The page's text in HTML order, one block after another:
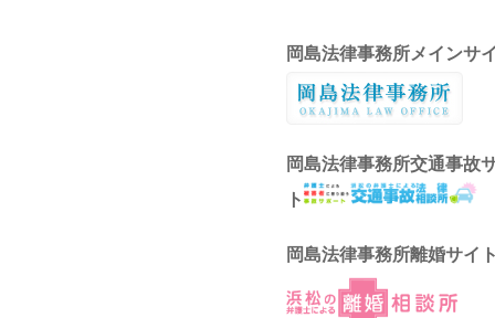
岡島法律事務所メインサ
岡島法律事務所交通事故
ト
岡島法律事務所離婚サイト